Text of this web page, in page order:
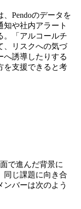
Pendoのデータを
や社内アラート
。「アルコールチ
、リスクへの気づ
へ誘導したりする
を支援できると考
で進んだ背景に
同じ課題に向き合
ンバーは次のよう